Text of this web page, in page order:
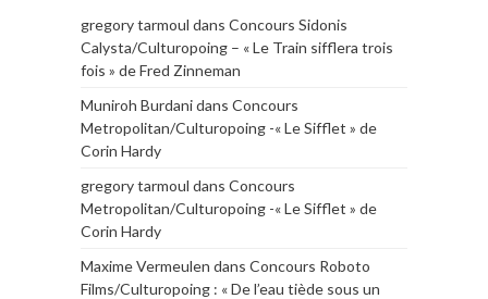
gregory tarmoul dans Concours Sidonis
Calysta/Culturopoing – « Le Train sifflera trois
fois » de Fred Zinneman
Muniroh Burdanidans Concours
Metropolitan/Culturopoing -« Le Sifflet » de
Corin Hardy
gregory tarmoul dans Concours
Metropolitan/Culturopoing -« Le Sifflet » de
Corin Hardy
Maxime Vermeulen dans Concours Roboto
Films/Culturopoing : « De l’eau tiède sous un